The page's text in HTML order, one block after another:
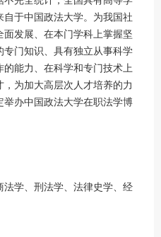
于中国政法大学。 为我国社
发展、在本门学科上掌握坚
门知识、具有独立从事科学
能力、在科学和专门技术上
为加大高层次人才培养的力
办中国政法大学在职法学博
学、刑法学、法律史学、经